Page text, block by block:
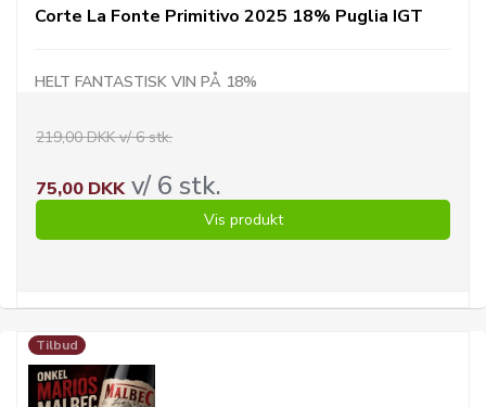
Corte La Fonte Primitivo 2025 18% Puglia IGT
HELT FANTASTISK VIN PÅ 18%
219,00 DKK v/ 6 stk.
75,00 DKKv/ 6 stk.
Vis produkt
Tilbud